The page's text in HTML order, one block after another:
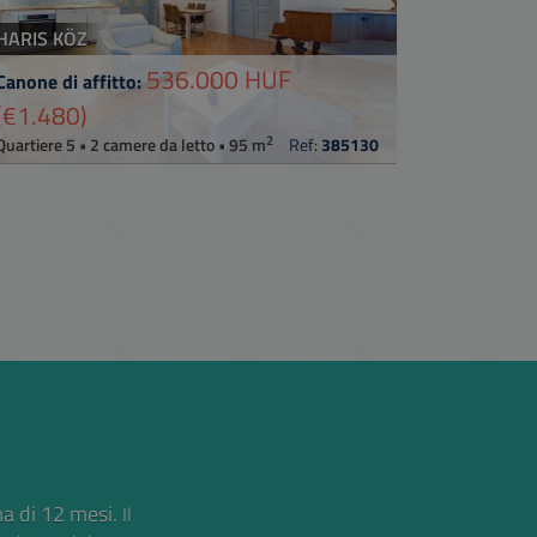
KÖZ
di affitto:536.000 HUF
5 • 2 camere da letto • 95 m2 Ref: 385130
di 12 mesi. Il